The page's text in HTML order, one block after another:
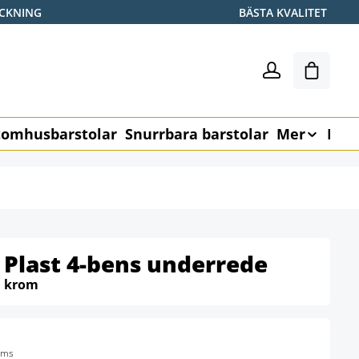
BÄSTA KVALITET
Snurrbara barstolar Mer
4-bens underrede
krom